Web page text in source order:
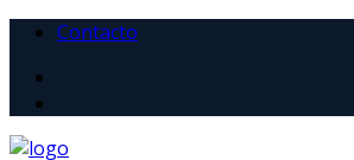
Contacto